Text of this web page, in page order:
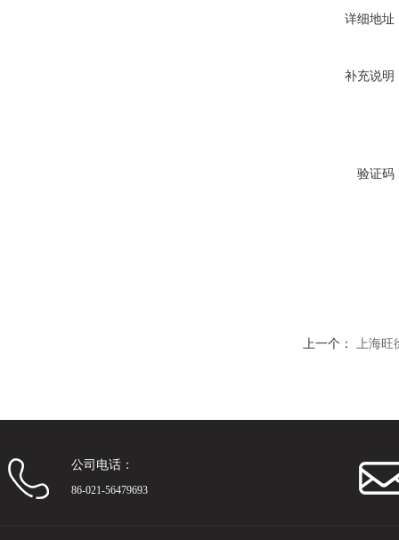
详细地址
补充说明
验证码
上一个： 上海旺
公司电话：
86-021-56479693